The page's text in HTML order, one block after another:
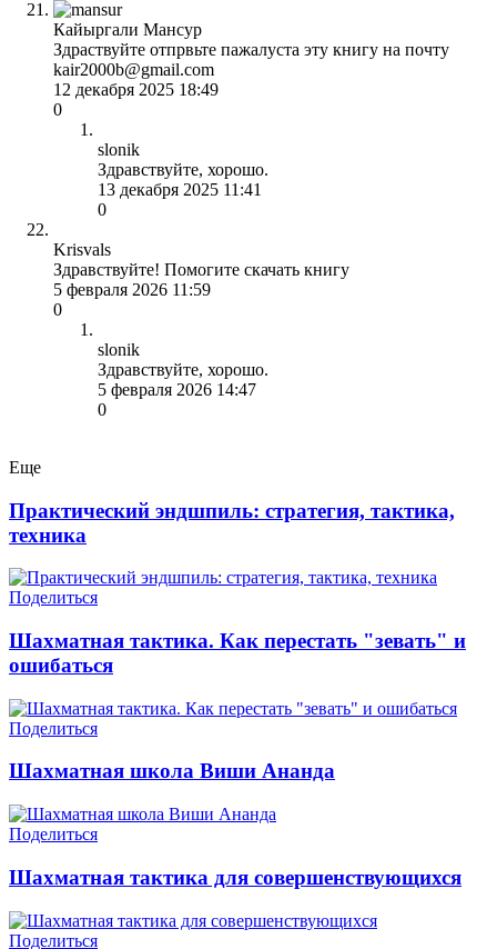
Кайыргали Мансур
Здраствуйте отпрвьте пажалуста эту книгу на почту
kair2000b@gmail.com
12 декабря 2025 18:49
0
slonik
Здравствуйте, хорошо.
13 декабря 2025 11:41
0
Krisvals
Здравствуйте! Помогите скачать книгу
5 февраля 2026 11:59
0
slonik
Здравствуйте, хорошо.
5 февраля 2026 14:47
0
Еще
Практический эндшпиль: стратегия, тактика,
техника
Поделиться
Шахматная тактика. Как перестать "зевать" и
ошибаться
Поделиться
Шахматная школа Виши Ананда
Поделиться
Шахматная тактика для совершенствующихся
Поделиться